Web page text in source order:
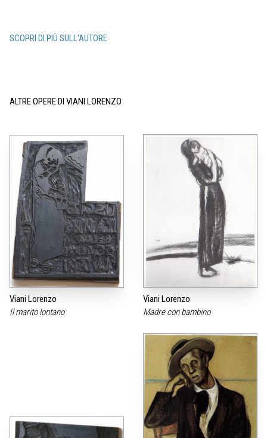
SCOPRI DI PIÙ SULL'AUTORE
ALTRE OPERE DI VIANI LORENZO
Viani Lorenzo
Il marito lontano
Viani Lorenzo
Madre con bambino